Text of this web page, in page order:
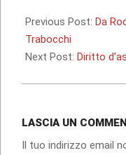
06-
11
Previous Post: Da
Trabocchi
Next Post: Diritto
LASCIA UN
Il tuo indirizzo email